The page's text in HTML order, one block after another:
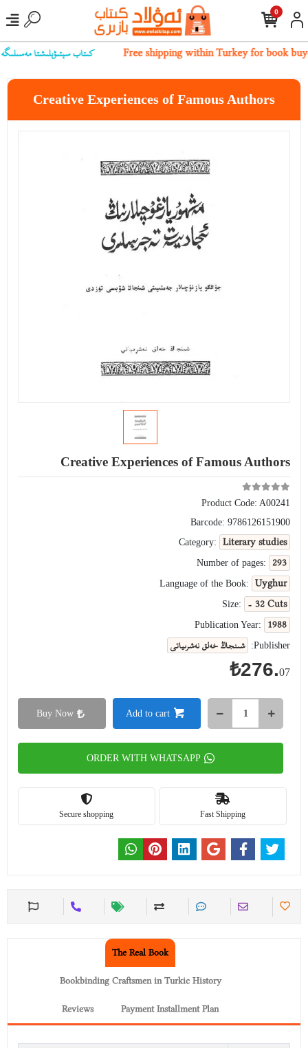
كىتاب سېتىۋېلىشتا مەسىلىگە Free shipping within Turkey for book
0
Creative Experiences of Famous Authors
Creative Experiences of Famous Authors
Product Code: A00241
Barcode: 9786126151900
Category:
Literary studies
Number of pages: 293
Language of the Book: Uyghur
Size: - 32 Cuts
Publication Year: 1988
Publisher: شىنجاڭ خەلق نەشرىياتى
₺276.07
Add to cart
Buy Now
ORDER WITH WHATSAPP
Fast Shipping
Secure shopping
The Real Book
Bookbinding Craftsmen in Turkic History
Payment Installment Plan
Reviews